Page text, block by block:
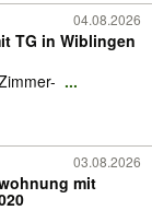
04.08.2026
TG in Wiblingen
...
03.08.2026
mit